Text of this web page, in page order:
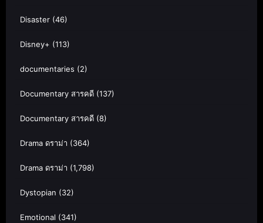
Disaster (46)
Disney+ (113)
documentaries (2)
Documentary สารคดี (137)
Documentary สารคดี (8)
Drama ดราม่า (364)
Drama ดราม่า (1,798)
Dystopian (32)
Emotional (341)